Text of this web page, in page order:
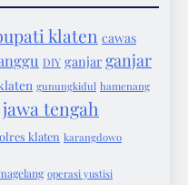
klaten cawas
DIY ganjar ganjar
gunungkidul hamenang
jawa tengah
klaten karangdowo
operasi yustisi